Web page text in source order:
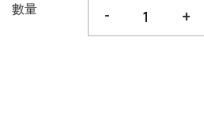
數量 - +